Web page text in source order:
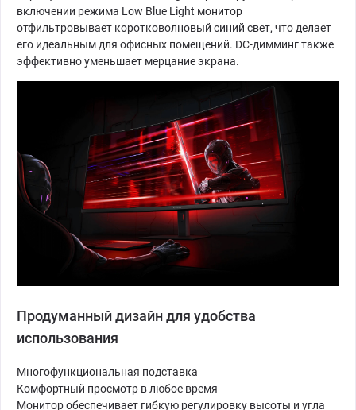
включении режима Low Blue Light монитор
отфильтровывает коротковолновый синий свет, что делает
его идеальным для офисных помещений. DC-димминг также
эффективно уменьшает мерцание экрана.
Продуманный дизайн для удобства
использования
Многофункциональная подставка
Комфортный просмотр в любое время
Монитор обеспечивает гибкую регулировку высоты и угла